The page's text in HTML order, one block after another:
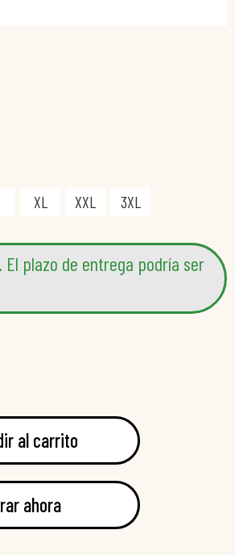
XL XXL 3XL
El plazo de entrega podría ser
al carrito
ahora